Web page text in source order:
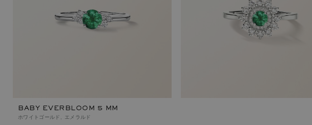
BABY EVERBLOOM 5 MM
ホワイトゴールド, エメラルド